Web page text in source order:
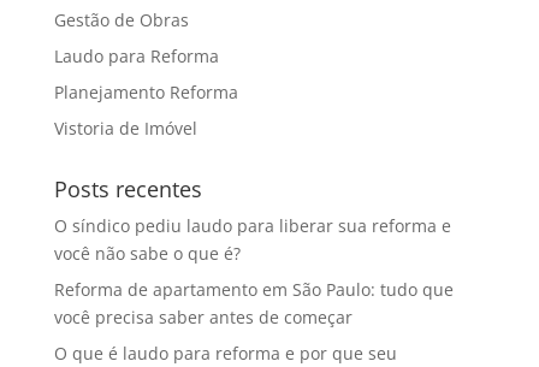
Gestão de Obras
Laudo para Reforma
Planejamento Reforma
Vistoria de Imóvel
Posts recentes
O síndico pediu laudo para liberar sua reforma e
você não sabe o que é?
Reforma de apartamento em São Paulo: tudo que
você precisa saber antes de começar
O que é laudo para reforma e por que seu